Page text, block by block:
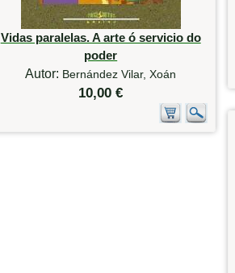
Vidas paralelas. A arte ó servicio do
poder
Autor: Bernández Vilar, Xoán
10,00 €